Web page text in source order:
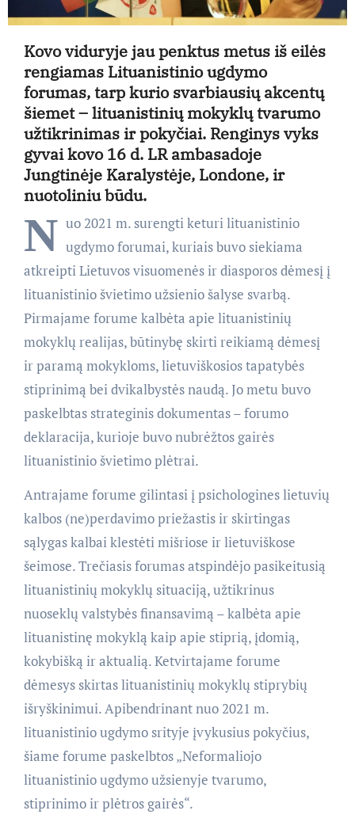
Kovo viduryje jau penktus metus iš eilės
rengiamas Lituanistinio ugdymo
forumas, tarp kurio svarbiausių akcentų
šiemet – lituanistinių mokyklų tvarumo
užtikrinimas ir pokyčiai. Renginys vyks
gyvai kovo 16 d. LR ambasadoje
Jungtinėje Karalystėje, Londone, ir
nuotoliniu būdu.
N uo 2021 m. surengti keturi lituanistinio
ugdymo forumai, kuriais buvo siekiama
atkreipti Lietuvos visuomenės ir diasporos dėmesį į
lituanistinio švietimo užsienio šalyse svarbą.
Pirmajame forume kalbėta apie lituanistinių
mokyklų realijas, būtinybę skirti reikiamą dėmesį
ir paramą mokykloms, lietuviškosios tapatybės
stiprinimą bei dvikalbystės naudą. Jo metu buvo
paskelbtas strateginis dokumentas – forumo
deklaracija, kurioje buvo nubrėžtos gairės
lituanistinio švietimo plėtrai.
Antrajame forume gilintasi į psichologines lietuvių
kalbos (ne)perdavimo priežastis ir skirtingas
sąlygas kalbai klestėti mišriose ir lietuviškose
šeimose. Trečiasis forumas atspindėjo pasikeitusią
lituanistinių mokyklų situaciją, užtikrinus
nuoseklų valstybės finansavimą – kalbėta apie
lituanistinę mokyklą kaip apie stiprią, įdomią,
kokybišką ir aktualią. Ketvirtajame forume
dėmesys skirtas lituanistinių mokyklų stiprybių
išryškinimui. Apibendrinant nuo 2021 m.
lituanistinio ugdymo srityje įvykusius pokyčius,
šiame forume paskelbtos „Neformaliojo
lituanistinio ugdymo užsienyje tvarumo,
stiprinimo ir plėtros gairės“.